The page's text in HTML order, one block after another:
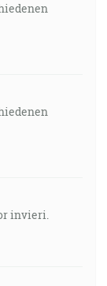
invieri.